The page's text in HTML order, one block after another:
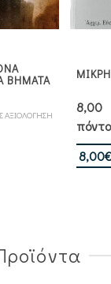
ΒΗΜΑΤΑ
ΑΞΙΟΛΟΓΗΣΗ
8,00
8,00